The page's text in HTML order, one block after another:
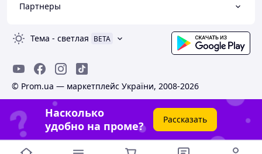
Партнеры
Тема - светлая BETA
© Prom.ua — маркетплейс України, 2008-2026
Насколько
удобно на проме?
Рассказать